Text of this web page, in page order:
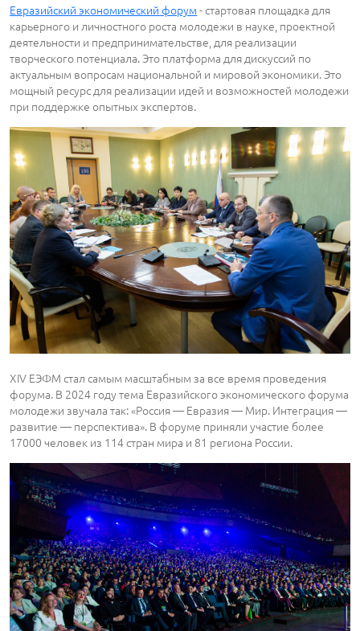
Евразийский экономический форум - стартовая площадка для
карьерного и личностного роста молодежи в науке, проектной
деятельности и предпринимательстве, для реализации
творческого потенциала. Это платформа для дискуссий по
актуальным вопросам национальной и мировой экономики. Это
мощный ресурс для реализации идей и возможностей молодежи
при поддержке опытных экспертов.
XIV ЕЭФМ стал самым масштабным за все время проведения
форума. В 2024 году тема Евразийского экономического форума
молодежи звучала так: «Россия — Евразия — Мир. Интеграция —
развитие — перспектива». В форуме приняли участие более
17000 человек из 114 стран мира и 81 региона России.